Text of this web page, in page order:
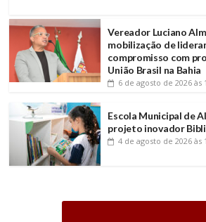
Vereador Luciano
mobilização de
compromisso com
União Brasil na Bahia
6 de agosto de 2026 às
Escola Municipal de
projeto inovador
4 de agosto de 2026 às